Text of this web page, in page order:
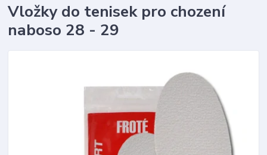
Vložky do tenisek pro chození
naboso 28 - 29